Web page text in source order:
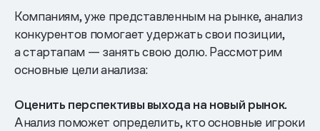
Компаниям, уже представленным на рынке, анализ
конкурентов помогает удержать свои позиции,
а стартапам — занять свою долю. Рассмотрим
основные цели анализа:
Оценить перспективы выхода на новый рынок.
Анализ поможет определить, кто основные игроки